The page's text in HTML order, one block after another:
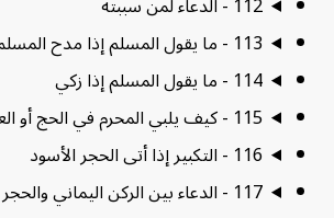
113 - ما يقول المسلم إذا مدح المسلم
114 - ما يقول المسلم إذا زكي
115 - كيف يلبي المحرم في الحج أو العمرة
116 - التكبير إذا أتى الحجر الأسود
117 - الدعاء بين الركن اليماني والحجر الأسود